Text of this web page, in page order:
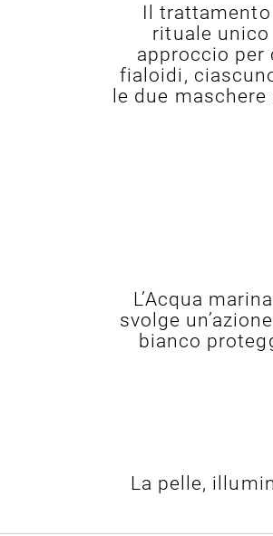
Il
rituale
approccio
fialoidi,
le due
L’Acqua
svolge
bianco
La pelle,